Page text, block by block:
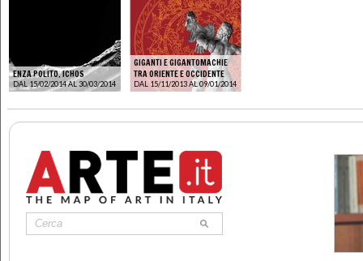
ENZA POLITO. ICHOS
DAL 15/02/2014 AL 30/03/2014
GIGANTI E GIGANTOMACHIE
TRA ORIENTE E OCCIDENTE
DAL 15/11/2013 AL 09/01/2014